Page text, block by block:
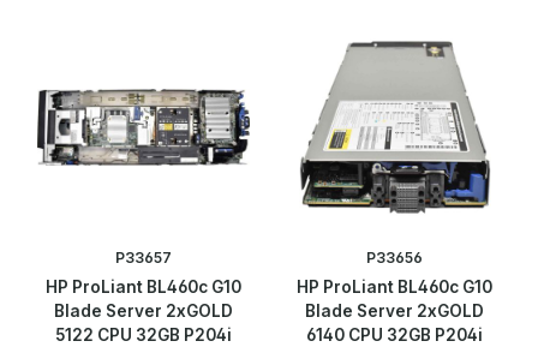
P33657
HP ProLiant BL460c G10
Blade Server 2xGOLD
5122 CPU 32GB P204i
P33656
HP ProLiant BL460c G10
Blade Server 2xGOLD
6140 CPU 32GB P204i